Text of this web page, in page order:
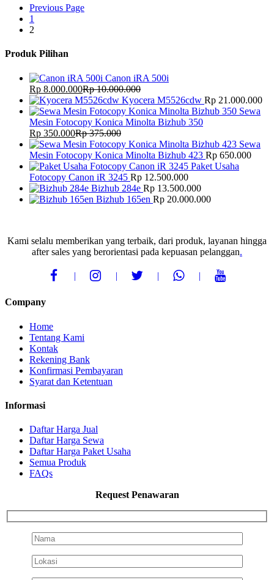
Previous Page
1
2
Produk Pilihan
Canon iRA 500i
Rp 8.000.000Rp10.000.000
Kyocera M5526cdw Rp 21.000.000
Sewa
Mesin Fotocopy Konica Minolta Bizhub 350
Rp 350.000Rp375.000
Sewa
Mesin Fotocopy Konica Minolta Bizhub 423 Rp 650.000
Paket Usaha
Fotocopy Canon iR 3245 Rp 12.500.000
Bizhub 284e Rp 13.500.000
Bizhub 165en Rp 20.000.000
Kami selalu memberikan yang terbaik, dari produk, layanan hingga
after sales yang berorientasi pada kepuasan pelanggan.
Company
Home
Tentang Kami
Kontak
Rekening Bank
Konfirmasi Pembayaran
Syarat dan Ketentuan
Informasi
Daftar Harga Jual
Daftar Harga Sewa
Daftar Harga Paket Usaha
Semua Produk
FAQs
Request Penawaran